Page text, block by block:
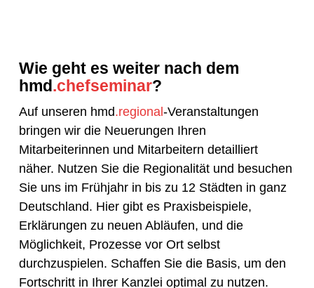
Wie geht es weiter nach dem
hmd.chefseminar?
Auf unseren hmd.regional -Veranstaltungen
bringen wir die Neuerungen Ihren
Mitarbeiterinnen und Mitarbeitern detailliert
näher. Nutzen Sie die Regionalität und besuchen
Sie uns im Frühjahr in bis zu 12 Städten in ganz
Deutschland. Hier gibt es Praxisbeispiele,
Erklärungen zu neuen Abläufen, und die
Möglichkeit, Prozesse vor Ort selbst
durchzuspielen. Schaffen Sie die Basis, um den
Fortschritt in Ihrer Kanzlei optimal zu nutzen.